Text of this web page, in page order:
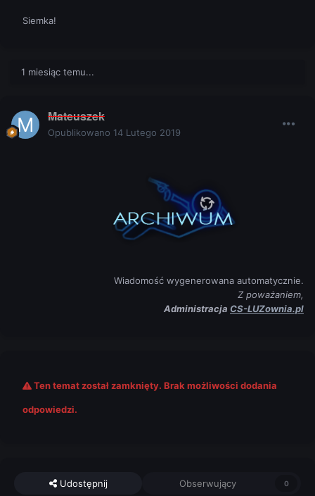
Siemka!
1 miesiąc temu...
Mateuszek
Opublikowano 14 Lutego 2019
Wiadomość wygenerowana automatycznie.
Z poważaniem,
Administracja CS-LUZownia.pl
Ten temat został zamknięty. Brak możliwości dodania
odpowiedzi.
Udostępnij Obserwujący 0